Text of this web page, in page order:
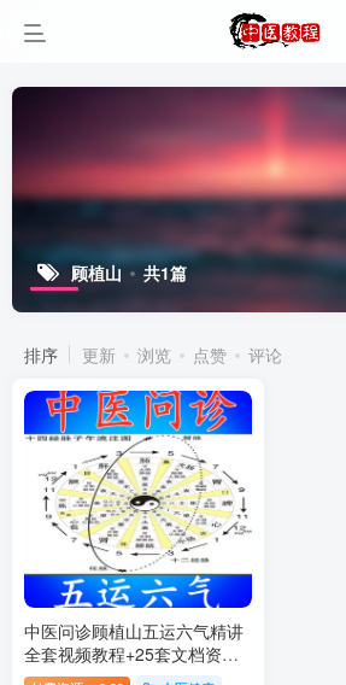
顾植山 共1篇
排序 更新 浏览 点赞 评论
中医问诊顾植山五运六气精讲
全套视频教程+25套文档资料
+辅教赠品-百度网盘下载